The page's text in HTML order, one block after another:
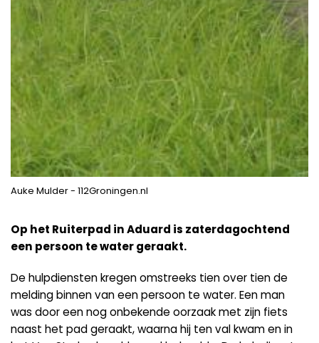
Auke Mulder - 112Groningen.nl
Op het Ruiterpad in Aduard is zaterdagochtend
een persoon te water geraakt.
De hulpdiensten kregen omstreeks tien over tien de
melding binnen van een persoon te water. Een man
was door een nog onbekende oorzaak met zijn fiets
naast het pad geraakt, waarna hij ten val kwam en in